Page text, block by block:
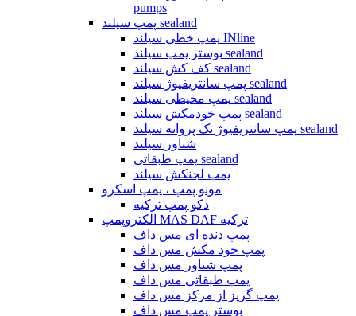
pumps
پمپ سیلند sealand
پمپ خطی سیلند INline
بوستر پمپ سیلند sealand
کف کش سیلند sealand
پمپ سانتریفیوژ سیلند sealand
پمپ محیطی سیلند sealand
پمپ خودمکش سیلند sealand
پمپ سانتریفیوژ تک پروانه سیلند sealand
شناور سیلند
پمپ طبقاتی sealand
پمپ لجنکش سیلند
مونو پمپ ، پمپ اسکرو
دکو پمپ ترکیه
الکتروپمپ MAS DAF ترکیه
پمپ دنده ای مس داف
پمپ خود مکش مس داف
پمپ شناور مس داف
پمپ طبقاتی مس داف
پمپ گریز از مرکز مس داف
بوستر پمپ مس داف